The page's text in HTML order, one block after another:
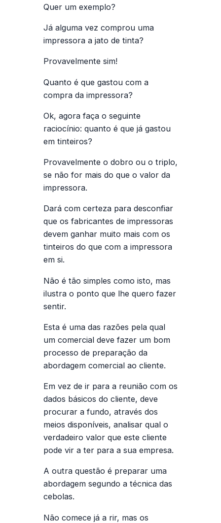
Quer um exemplo?
Já alguma vez comprou uma
impressora a jato de tinta?
Provavelmente sim!
Quanto é que gastou com a
compra da impressora?
Ok, agora faça o seguinte
raciocínio: quanto é que já gastou
em tinteiros?
Provavelmente o dobro ou o triplo,
se não for mais do que o valor da
impressora.
Dará com certeza para desconfiar
que os fabricantes de impressoras
devem ganhar muito mais com os
tinteiros do que com a impressora
em si.
Não é tão simples como isto, mas
ilustra o ponto que lhe quero fazer
sentir.
Esta é uma das razões pela qual
um comercial deve fazer um bom
processo de preparação da
abordagem comercial ao cliente.
Em vez de ir para a reunião com os
dados básicos do cliente, deve
procurar a fundo, através dos
meios disponíveis, analisar qual o
verdadeiro valor que este cliente
pode vir a ter para a sua empresa.
A outra questão é preparar uma
abordagem segundo a técnica das
cebolas.
Não comece já a rir, mas os